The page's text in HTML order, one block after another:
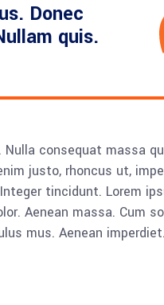
Donec
quis.
consequat massa
justo, rhoncus ut,
tincidunt. Lorem
Aenean massa. Cum
mus. Aenean